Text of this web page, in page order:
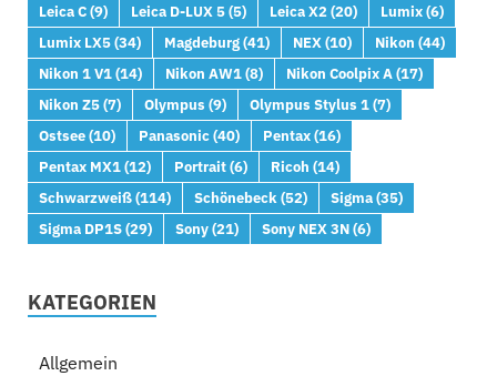
Leica C(9) Leica D-LUX 5(5) Leica X2(20) Lumix(6)
Lumix LX5(34) Magdeburg(41) NEX(10) Nikon (44)
Nikon 1 V1(14) Nikon AW1(8) Nikon Coolpix A(17)
Nikon Z5(7) Olympus (9) Olympus Stylus 1(7)
Ostsee(10) Panasonic(40) Pentax(16)
Pentax MX1(12) Portrait(6) Ricoh (14)
Schwarzweiß(114) Schönebeck(52) Sigma(35)
Sigma DP1S(29) Sony(21) Sony NEX 3N(6)
KATEGORIEN
Allgemein